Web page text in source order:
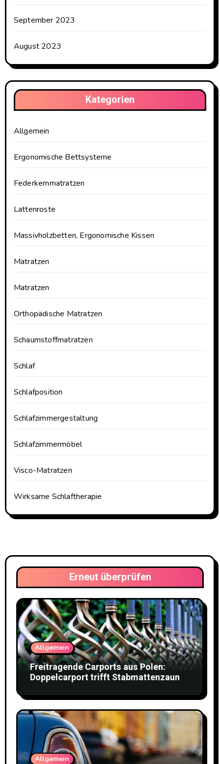
September 2023
August 2023
Kategorien
Allgemein
Ergonomische Bettsysteme
Federkernmatratzen
Lattenroste
Massivholzbetten, Ergonomische Kissen
Matratzen
Matratzen
Orthopädische Matratzen
Schaumstoffmatratzen
Schlaf
Schlafposition
Schlafzimmergestaltung
Schlafzimmermöbel
Visco-Matratzen
Wirksame Schlaftherapie
Erneut überprüfen
Allgemein
Freitragende Carports aus Polen:
Doppelcarport trifft Stabmattenzaun
Allgemein